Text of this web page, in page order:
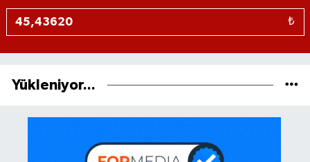
₺
Yükleniyor...